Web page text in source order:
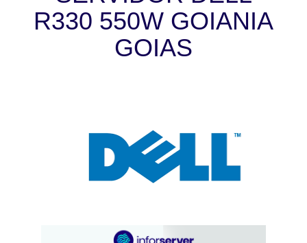
R330 550W GOIANIA
GOIAS